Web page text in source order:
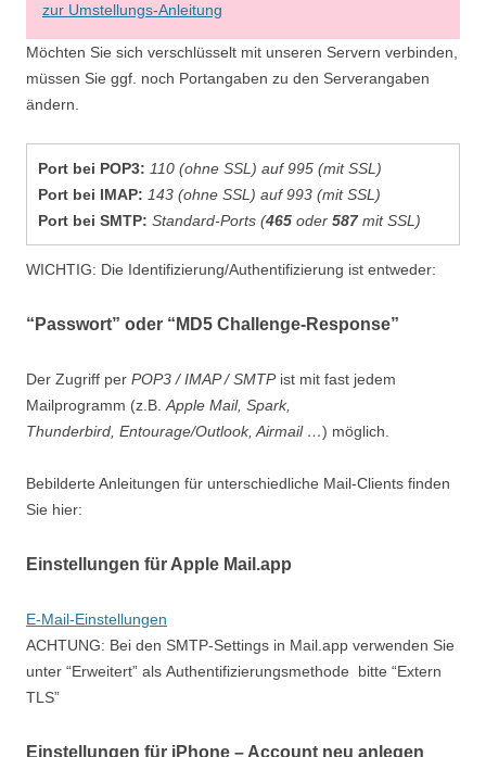
zur Umstellungs-Anleitung
Möchten Sie sich verschlüsselt mit unseren Servern verbinden,
müssen Sie ggf. noch Portangaben zu den Serverangaben
ändern.
Port bei POP3: 110 (ohne SSL) auf 995 (mit SSL)
Port bei IMAP: 143 (ohne SSL) auf 993 (mit SSL)
Port bei SMTP: Standard-Ports (465 oder 587mit SSL)
WICHTIG: Die Identifizierung/Authentifizierung ist entweder:
“Passwort” oder “MD5 Challenge-Response”
Der Zugriff per POP3 / IMAP / SMTPist mit fast jedem
Mailprogramm (z.B. Apple Mail, Spark,
Thunderbird, Entourage/Outlook, Airmail …) möglich.
Bebilderte Anleitungen für unterschiedliche Mail-Clients finden
Sie hier:
Einstellungen für Apple Mail.app
E-Mail-Einstellungen
ACHTUNG: Bei den SMTP-Settings in Mail.app verwenden Sie
unter “Erweitert” als Authentifizierungsmethode bitte “Extern
TLS”
Einstellungen für iPhone – Account neu anlegen